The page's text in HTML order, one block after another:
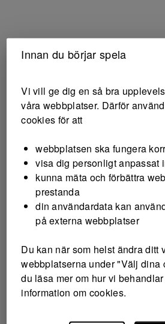
Innan du börjar spela
Vi vill ge dig en så bra
våra webbplatser. Därför
cookies för att
webbplatsen ska fungera
visa dig personligt anpassat
kunna mäta och förbättra
prestanda
din användardata kan
på externa webbplatser
Du kan när som helst ändra ditt
webbplatserna under "Välj dina
du läsa mer om hur vi
information om cookies.